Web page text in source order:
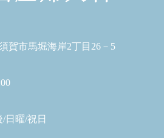
賀市馬堀海岸2丁目26－5
日曜/祝日